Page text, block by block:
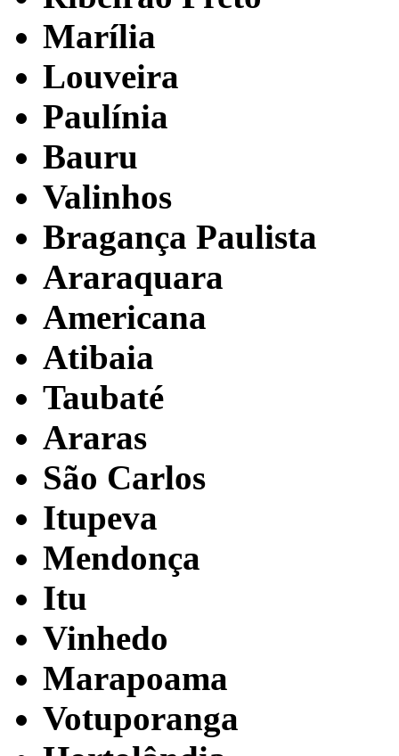
Marília
Louveira
Paulínia
Bauru
Valinhos
Bragança Paulista
Araraquara
Americana
Atibaia
Taubaté
Araras
São Carlos
Itupeva
Mendonça
Itu
Vinhedo
Marapoama
Votuporanga